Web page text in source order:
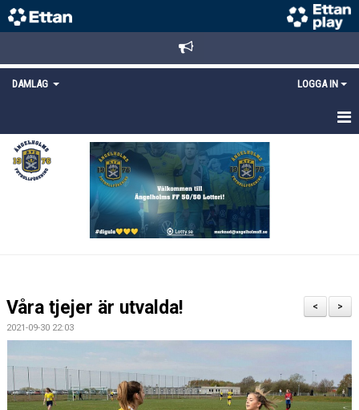
DAMLAG LOGGA IN
HEM
NYHETER
DOKUMENT
KONTAKT
MEDLEMSANMÄLAN
>
<
Våra tjejer är utvalda!
2021-09-30 22:03